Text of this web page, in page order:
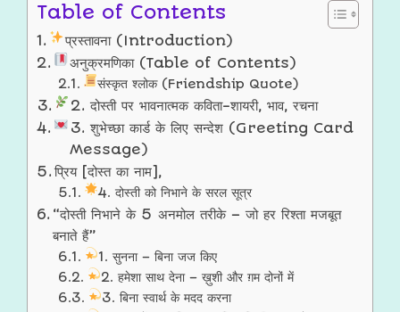
Table of Contents
प्रस्तावना (Introduction)
अनुक्रमणिका (Table of Contents)
संस्कृत श्लोक (Friendship Quote)
2. दोस्ती पर भावनात्मक कविता-शायरी, भाव, रचना
3. शुभेच्छा कार्ड के लिए सन्देश (Greeting Card
Message)
प्रिय [दोस्त का नाम],
4. दोस्ती को निभाने के सरल सूत्र
“दोस्ती निभाने के 5 अनमोल तरीके – जो हर रिश्ता मजबूत
बनाते हैं”
1. सुनना – बिना जज किए
2. हमेशा साथ देना – ख़ुशी और ग़म दोनों में
3. बिना स्वार्थ के मदद करना